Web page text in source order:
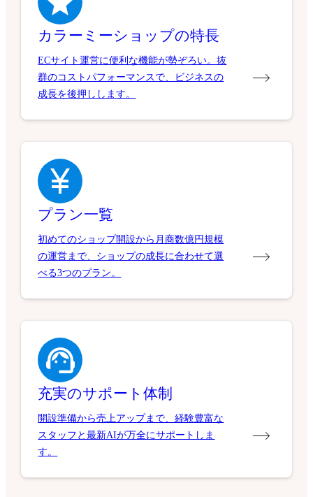
カラーミーショップの特長
ECサイト運営に便利な機能が勢ぞろい。抜
群のコストパフォーマンスで、ビジネスの
成長を後押しします。
プラン一覧
初めてのショップ開設から月商数億円規模
の運営まで、ショップの成長に合わせて選
べる3つのプラン。
充実のサポート体制
開設準備から売上アップまで、経験豊富な
スタッフと最新AIが万全にサポートしま
す。